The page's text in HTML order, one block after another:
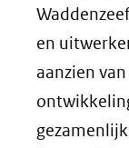
en
aanzien